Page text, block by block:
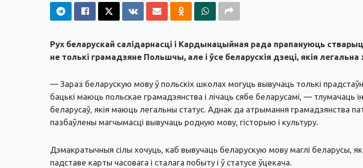
Рух беларускай салідарнасці і Кардынацыйная рада прапануюць
не толькі грамадзяне Польшчы, але і ўсе беларускія дзеці, якія
— Зараз беларускую мову ў польскіх школах могуць вывучаць толькі
бацькі маюць польскае грамадзянства і лічаць сябе беларусамі, —
беларусаў, якія маюць легальны статус. Аднак да атрымання грамадзянства
пазбаўлены магчымасці вывучаць родную мову, гісторыю і культуру.
Дэмакратычныя сілы хочуць, каб вывучаць беларускую мову маглі беларусы,
падставе карты часовага і сталага побыту і ў статусе ўцекача.